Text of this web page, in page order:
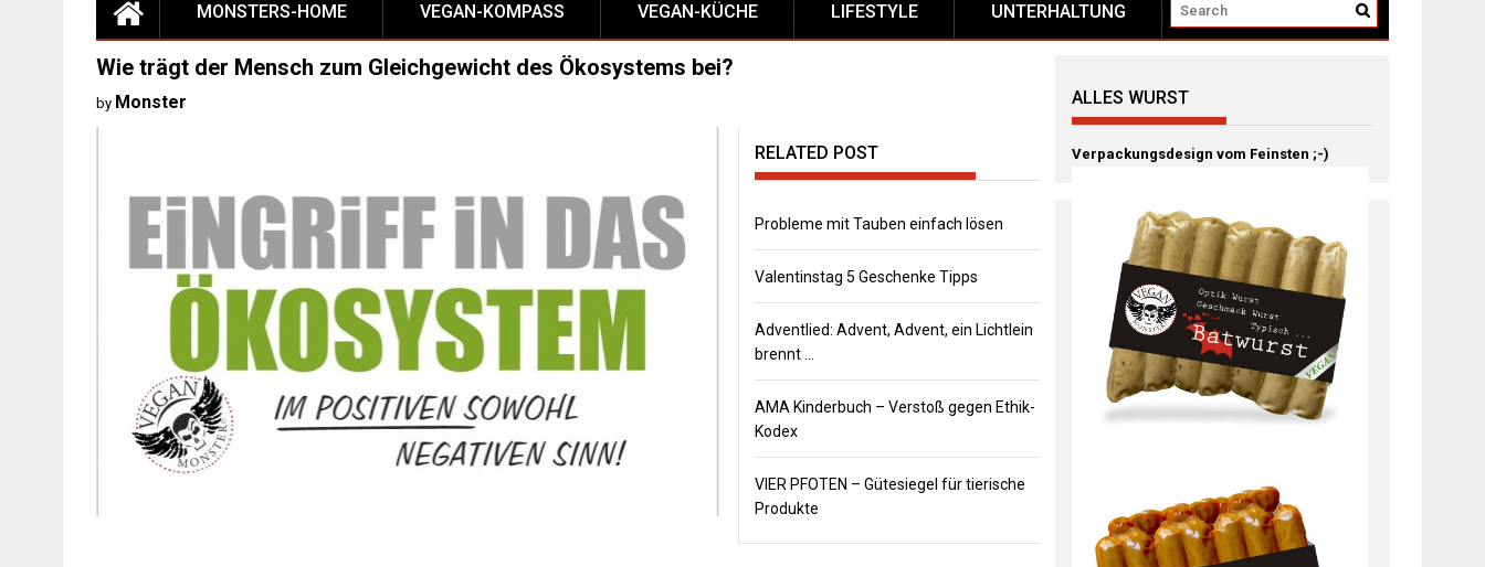
MONSTERS-HOME VEGAN-KOMPASS VEGAN-KÜCHE LIFESTYLE UNTERHALTUNG
Wie trägt der Mensch zum Gleichgewicht des Ökosystems bei?
by Monster
RELATED POST
Probleme mit Tauben einfach lösen
Valentinstag 5 Geschenke Tipps
Adventlied: Advent, Advent, ein Lichtlein
brennt …
AMA Kinderbuch – Verstoß gegen Ethik-
Kodex
VIER PFOTEN – Gütesiegel für tierische
Produkte
ALLES WURST
Verpackungsdesign vom Feinsten ;-)